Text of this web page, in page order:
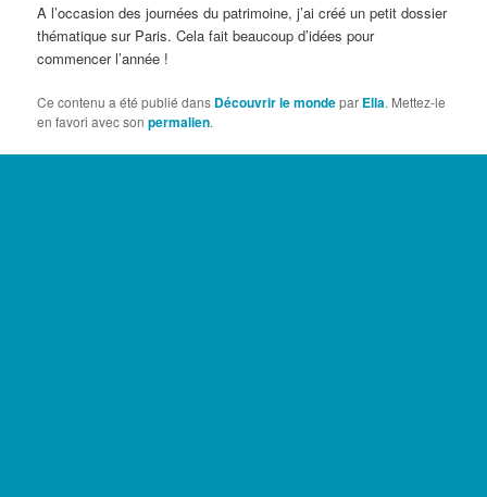
A l’occasion des journées du patrimoine, j’ai créé un petit dossier
thématique sur Paris. Cela fait beaucoup d’idées pour
commencer l’année !
Ce contenu a été publié dans Découvrir le mondepar Ella. Mettez-le
en favori avec sonpermalien.